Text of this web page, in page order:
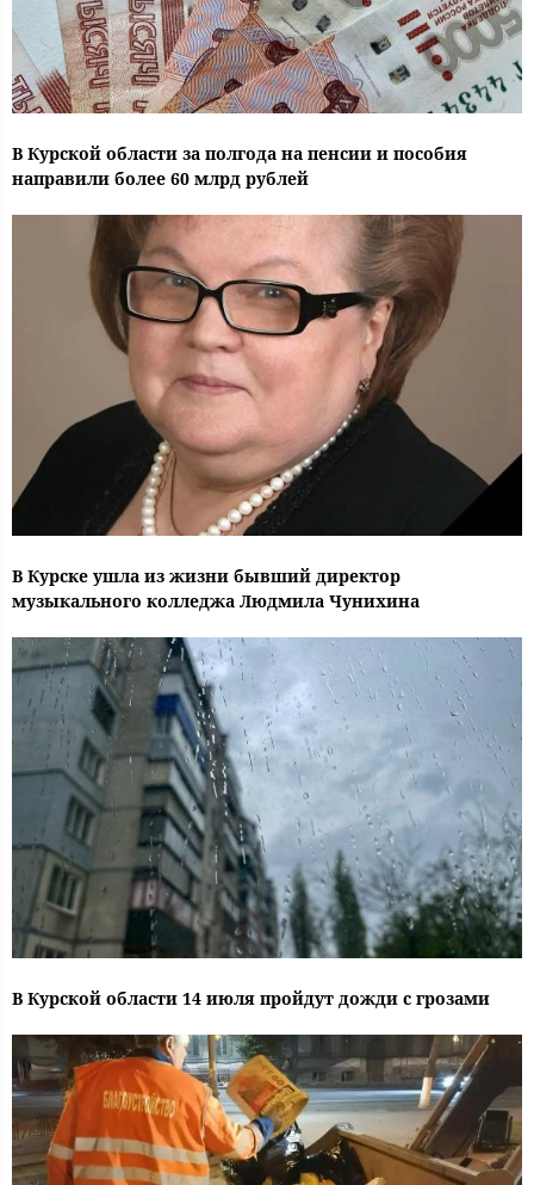
В Курской области за полгода на пенсии и пособия
направили более 60 млрд рублей
В Курске ушла из жизни бывший директор
музыкального колледжа Людмила Чунихина
В Курской области 14 июля пройдут дожди с грозами